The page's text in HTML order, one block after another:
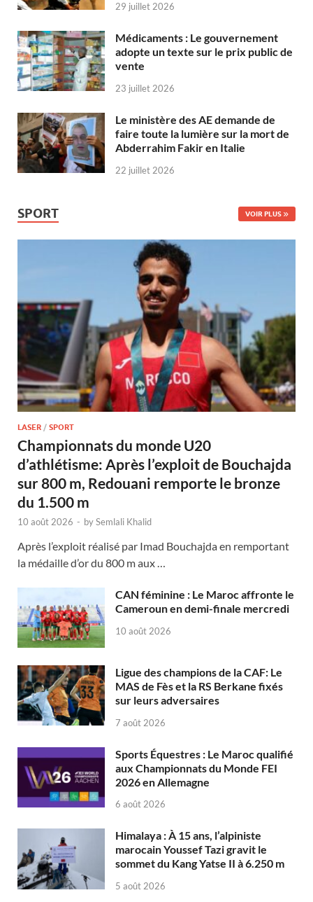
29 juillet 2026
Médicaments : Le gouvernement
adopte un texte sur le prix public de
vente
23 juillet 2026
Le ministère des AE demande de
faire toute la lumière sur la mort de
Abderrahim Fakir en Italie
22 juillet 2026
SPORT VOIR PLUS
LASER / SPORT
Championnats du monde U20
d’athlétisme: Après l’exploit de Bouchajda
sur 800 m, Redouani remporte le bronze
du 1.500 m
10 août 2026 - bySemlali Khalid
Après l’exploit réalisé par Imad Bouchajda en remportant
la médaille d’or du 800 m aux …
CAN féminine : Le Maroc affronte le
Cameroun en demi-finale mercredi
10 août 2026
Ligue des champions de la CAF: Le
MAS de Fès et la RS Berkane fixés
sur leurs adversaires
7 août 2026
Sports Équestres : Le Maroc qualifié
aux Championnats du Monde FEI
2026 en Allemagne
6 août 2026
Himalaya : À 15 ans, l’alpiniste
marocain Youssef Tazi gravit le
sommet du Kang Yatse II à 6.250 m
5 août 2026